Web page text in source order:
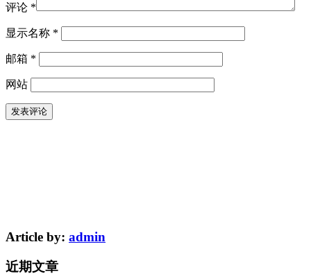
评论 *
显示名称 *
邮箱 *
网站
Article by: admin
近期文章